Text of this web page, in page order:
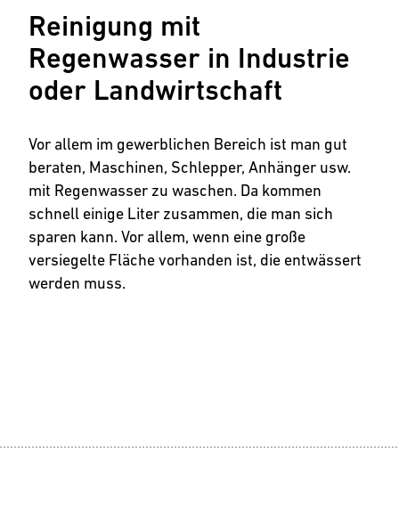
Reinigung mit
Regenwasser in Industrie
oder Landwirtschaft
Vor allem im gewerblichen Bereich ist man gut
beraten, Maschinen, Schlepper, Anhänger usw.
mit Regenwasser zu waschen. Da kommen
schnell einige Liter zusammen, die man sich
sparen kann. Vor allem, wenn eine große
versiegelte Fläche vorhanden ist, die entwässert
werden muss.